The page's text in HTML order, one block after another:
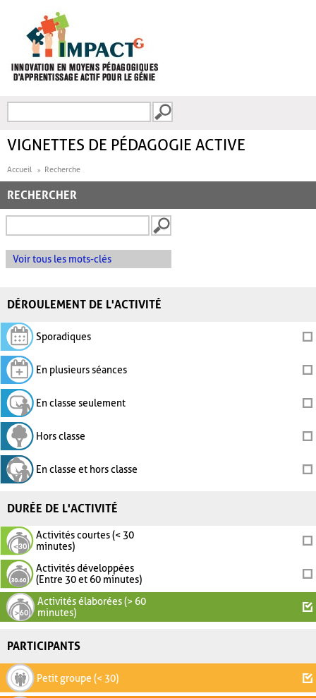
FORMULAIRE DE
VIGNETTES DE PÉDAGOGIE ACTIVE
Accueil Recherche
RECHERCHER
Voir tous les mots-clés
DÉROULEMENT DE L'ACTIVITÉ
Sporadiques
En plusieurs séances
En classe seulement
Hors classe
En classe et hors classe
DURÉE DE L'ACTIVITÉ
Activités courtes (< 30
minutes)
Activités développées
(Entre 30 et 60 minutes)
Activités élaborées (> 60
minutes)
PARTICIPANTS
Petit groupe (< 30)